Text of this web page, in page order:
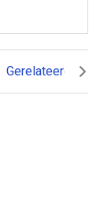
Gerelateerde